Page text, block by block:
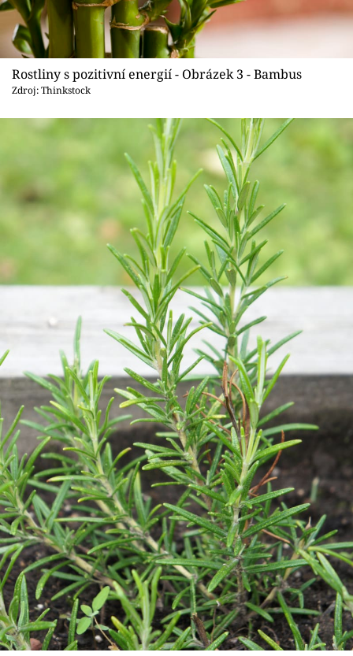
Rostliny s pozitivní energií - Obrázek 3 - Bambus
Zdroj: Thinkstock